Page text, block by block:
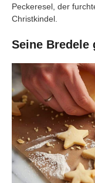
Peckeresel, der
Christkindel.
Seine Bredele